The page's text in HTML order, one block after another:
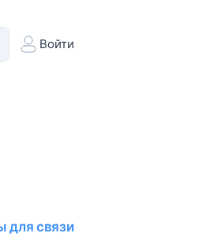
Войти
для связи